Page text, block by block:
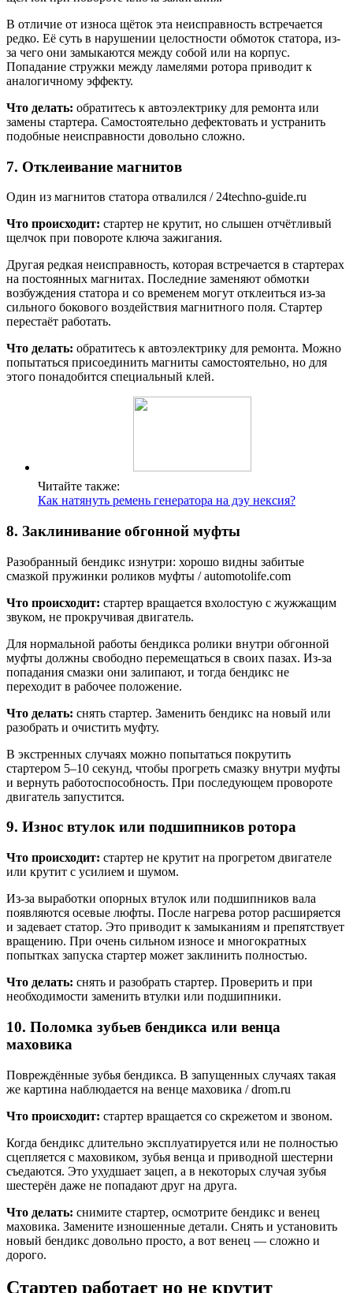
В отличие от износа щёток эта неисправность встречается
редко. Её суть в нарушении целостности обмоток статора, из-
за чего они замыкаются между собой или на корпус.
Попадание стружки между ламелями ротора приводит к
аналогичному эффекту.
Что делать: обратитесь к автоэлектрику для ремонта или
замены стартера. Самостоятельно дефектовать и устранить
подобные неисправности довольно сложно.
7. Отклеивание магнитов
Один из магнитов статора отвалился / 24techno-guide.ru
Что происходит: стартер не крутит, но слышен отчётливый
щелчок при повороте ключа зажигания.
Другая редкая неисправность, которая встречается в стартерах
на постоянных магнитах. Последние заменяют обмотки
возбуждения статора и со временем могут отклеиться из-за
сильного бокового воздействия магнитного поля. Стартер
перестаёт работать.
Что делать: обратитесь к автоэлектрику для ремонта. Можно
попытаться присоединить магниты самостоятельно, но для
этого понадобится специальный клей.
Читайте также:
Как натянуть ремень генератора на дэу нексия?
8. Заклинивание обгонной муфты
Разобранный бендикс изнутри: хорошо видны забитые
смазкой пружинки роликов муфты / automotolife.com
Что происходит: стартер вращается вхолостую с жужжащим
звуком, не прокручивая двигатель.
Для нормальной работы бендикса ролики внутри обгонной
муфты должны свободно перемещаться в своих пазах. Из-за
попадания смазки они залипают, и тогда бендикс не
переходит в рабочее положение.
Что делать: снять стартер. Заменить бендикс на новый или
разобрать и очистить муфту.
В экстренных случаях можно попытаться покрутить
стартером 5–10 секунд, чтобы прогреть смазку внутри муфты
и вернуть работоспособность. При последующем провороте
двигатель запустится.
9. Износ втулок или подшипников ротора
Что происходит: стартер не крутит на прогретом двигателе
или крутит с усилием и шумом.
Из-за выработки опорных втулок или подшипников вала
появляются осевые люфты. После нагрева ротор расширяется
и задевает статор. Это приводит к замыканиям и препятствует
вращению. При очень сильном износе и многократных
попытках запуска стартер может заклинить полностью.
Что делать: снять и разобрать стартер. Проверить и при
необходимости заменить втулки или подшипники.
10. Поломка зубьев бендикса или венца
маховика
Повреждённые зубья бендикса. В запущенных случаях такая
же картина наблюдается на венце маховика / drom.ru
Что происходит: стартер вращается со скрежетом и звоном.
Когда бендикс длительно эксплуатируется или не полностью
сцепляется с маховиком, зубья венца и приводной шестерни
съедаются. Это ухудшает зацеп, а в некоторых случая зубья
шестерён даже не попадают друг на друга.
Что делать: снимите стартер, осмотрите бендикс и венец
маховика. Замените изношенные детали. Снять и установить
новый бендикс довольно просто, а вот венец — сложно и
дорого.
Стартер работает но не крутит